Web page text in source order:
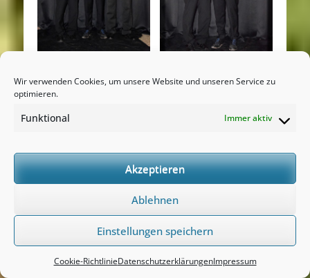
Wir verwenden Cookies, um unsere Website und unseren Service zu
optimieren.
Funktional Immer aktiv
Akzeptieren
Ablehnen
Einstellungen speichern
Cookie-RichtlinieDatenschutzerklärungenImpressum